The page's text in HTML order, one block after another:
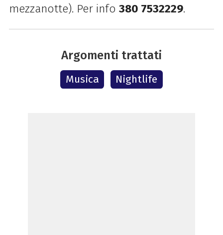
mezzanotte). Per info 380 7532229.
Argomenti trattati
Musica Nightlife